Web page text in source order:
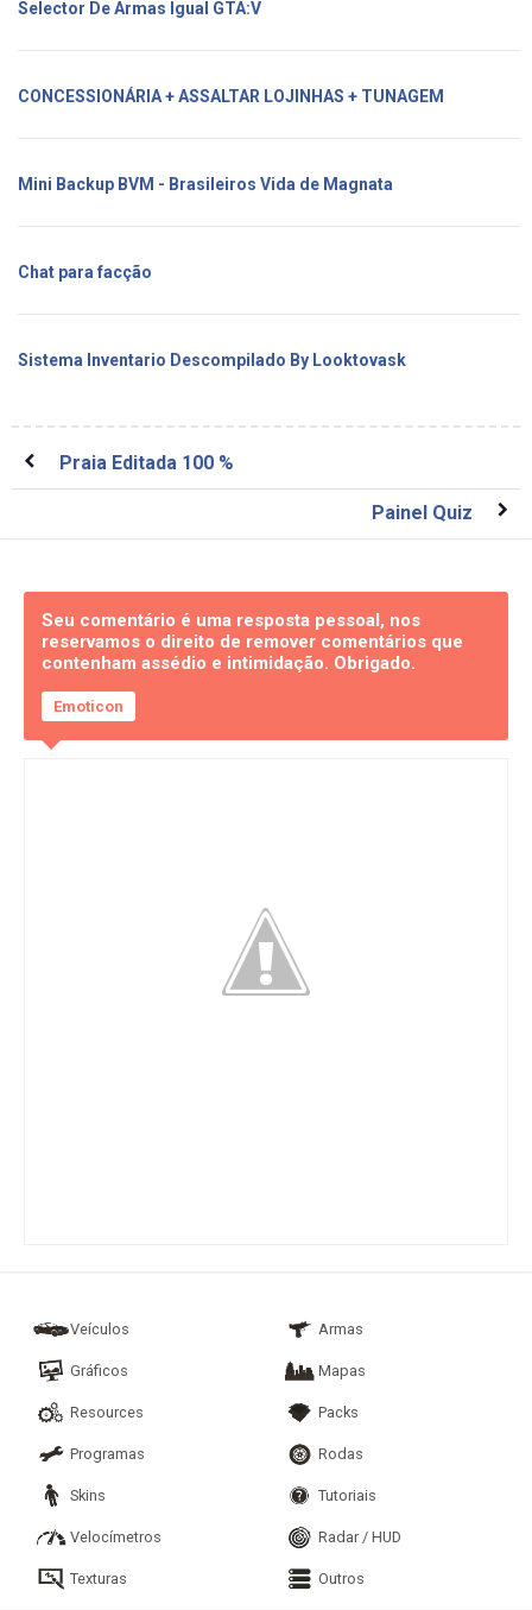
Selector De Armas Igual GTA:V
CONCESSIONÁRIA + ASSALTAR LOJINHAS + TUNAGEM
Mini Backup BVM - Brasileiros Vida de Magnata
Chat para facção
Sistema Inventario Descompilado By Looktovask
Praia Editada 100 %
Painel Quiz
Seu comentário é uma resposta pessoal, nos
reservamos o direito de remover comentários que
contenham assédio e intimidação. Obrigado.
Emoticon
Veículos Armas
Gráficos Mapas
Resources Packs
Programas Rodas
Skins Tutoriais
Velocímetros Radar / HUD
Texturas Outros